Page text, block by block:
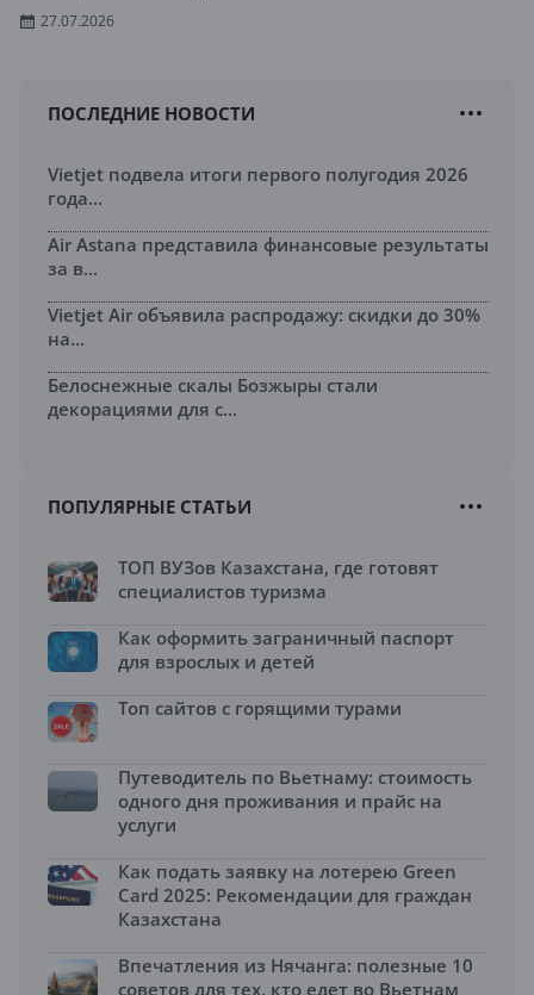
27.07.2026
ПОСЛЕДНИЕ НОВОСТИ
Vietjet подвела итоги первого полугодия 2026
года...
Air Astana представила финансовые результаты
за в...
Vietjet Air объявила распродажу: скидки до 30%
на...
Белоснежные скалы Бозжыры стали
декорациями для с...
ПОПУЛЯРНЫЕ СТАТЬИ
ТОП ВУЗов Казахстана, где готовят
специалистов туризма
Как оформить заграничный паспорт
для взрослых и детей
Топ сайтов с горящими турами
Путеводитель по Вьетнаму: стоимость
одного дня проживания и прайс на
услуги
Как подать заявку на лотерею Green
Card 2025: Рекомендации для граждан
Казахстана
Впечатления из Нячанга: полезные 10
советов для тех, кто едет во Вьетнам